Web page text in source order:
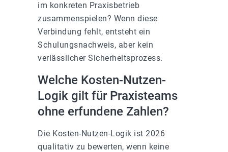
im konkreten Praxisbetrieb
zusammenspielen? Wenn diese
Verbindung fehlt, entsteht ein
Schulungsnachweis, aber kein
verlässlicher Sicherheitsprozess.
Welche Kosten-Nutzen-
Logik gilt für Praxisteams
ohne erfundene Zahlen?
Die Kosten-Nutzen-Logik ist 2026
qualitativ zu bewerten, wenn keine